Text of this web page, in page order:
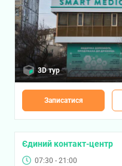
3D тур
Записатися
Єдиний контакт-центр
07:30 - 21:00